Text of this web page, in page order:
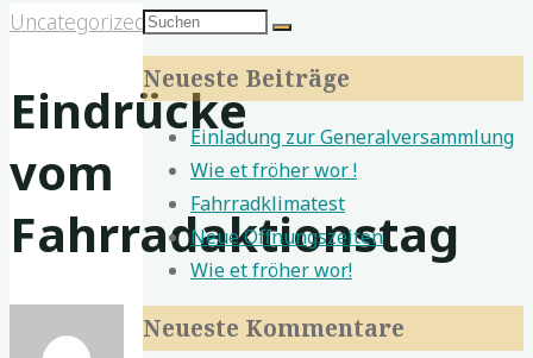
Uncategorized
Eindrücke
vom
Fahrradaktionstag
Suchen
nach:
Suchen
Neueste Beiträge
Einladung zur Generalversammlung
Wie et fröher wor !
Fahrradklimatest
Neue Öffnungszeiten
Wie et fröher wor!
Neueste Kommentare